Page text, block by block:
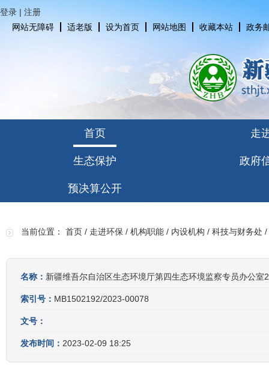
登录 | 注册
网站无障碍
适老版 设为首页 网站地图 收藏本站 政务
首页 走
生态保护 政府
预决算公开
当前位置： 首页 / 走进环保 / 机构职能 / 内设机构 / 科技与财务处 /
名称： 新疆维吾尔自治区生态环境厅第四生态环境监察专员办公室
索引号： MB1502192/2023-00078
文号：
发布时间： 2023-02-09 18:25